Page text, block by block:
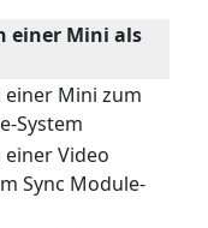
einer Mini als
Mini zum
System
Video
Sync Module-